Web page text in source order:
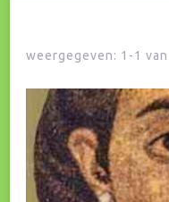
weergegeven: 1-1